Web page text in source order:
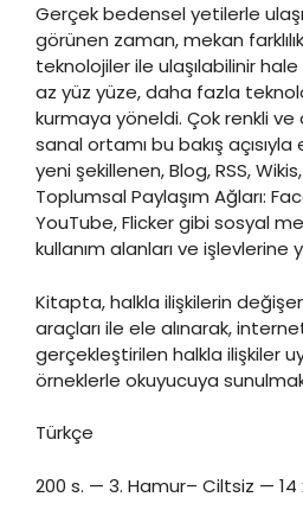
Gerçek bedensel yetilerle
görünen zaman, mekan
teknolojiler ile ulaşılabilinir
az yüz yüze, daha fazla
kurmaya yöneldi. Çok renkli ve
sanal ortamı bu bakış
yeni şekillenen, Blog, RSS,
Toplumsal Paylaşım Ağları:
YouTube, Flicker gibi sosyal
kullanım alanları ve işlevlerine
Kitapta, halkla ilişkilerin
araçları ile ele alınarak,
gerçekleştirilen halkla ilişkiler
örneklerle okuyucuya
Türkçe
200 s. — 3. Hamur– Ciltsiz — 14